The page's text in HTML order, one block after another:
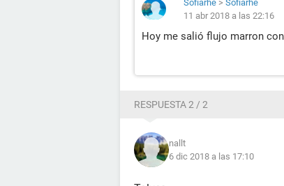
Sofiarhe > Sofiarhe
11 abr 2018 a las 22:16
Hoy me salió flujo marron
RESPUESTA 2 / 2
nallt
6 dic 2018 a las 17:10